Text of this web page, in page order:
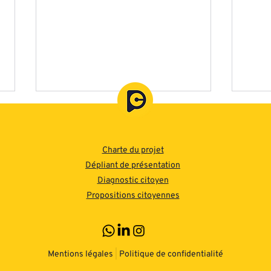
Phénomènes (17e). J'irai
débattre près de chez
vous
Charte du projet
Dépliant de présentation
Diagnostic citoyen
Propositions citoyennes
Mentions légales Politique de confidentialité